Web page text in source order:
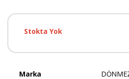
Stokta Yok
Marka